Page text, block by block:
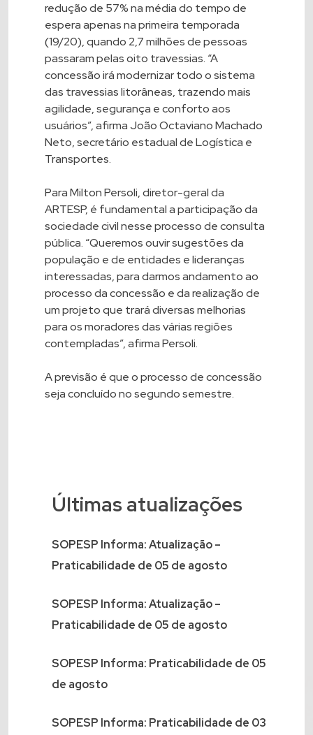
redução de 57% na média do tempo de
espera apenas na primeira temporada
(19/20), quando 2,7 milhões de pessoas
passaram pelas oito travessias. “A
concessão irá modernizar todo o sistema
das travessias litorâneas, trazendo mais
agilidade, segurança e conforto aos
usuários”, afirma João Octaviano Machado
Neto, secretário estadual de Logística e
Transportes.
Para Milton Persoli, diretor-geral da
ARTESP, é fundamental a participação da
sociedade civil nesse processo de consulta
pública. “Queremos ouvir sugestões da
população e de entidades e lideranças
interessadas, para darmos andamento ao
processo da concessão e da realização de
um projeto que trará diversas melhorias
para os moradores das várias regiões
contempladas”, afirma Persoli.
A previsão é que o processo de concessão
seja concluído no segundo semestre.
Últimas atualizações
SOPESP Informa: Atualização –
Praticabilidade de 05 de agosto
SOPESP Informa: Atualização –
Praticabilidade de 05 de agosto
SOPESP Informa: Praticabilidade de 05
de agosto
SOPESP Informa: Praticabilidade de 03